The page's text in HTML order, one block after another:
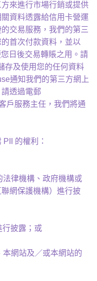
來進行市場行銷或提供
資料透露給信用卡營運
交易服務，我們的第三
首次付款資料，並以
日後交易轉賬之用。請
存及使用您的任何資料
通知我們的第三方網上
透過電郵
戶服務主任，我們將通
的權利：
律機構、政府機構或
網保護機構）進行披
披露；或
網站及／或本網站的